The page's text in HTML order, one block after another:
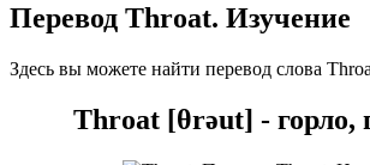
Перевод Throat. Изучение
Здесь вы можете найти перевод слова
Throat [θrəut] - горло,